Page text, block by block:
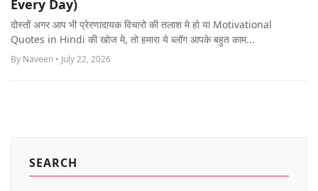
MORE
Every Day)
दोस्तों अगर आप भी प्रेरणादायक विचारो की तलाश मे हो या Motivational
Quotes in Hindi की खोज मे, तो हमारा ये ब्लॉग आपके बहुत काम...
By Naveen • July 22, 2026
SEARCH